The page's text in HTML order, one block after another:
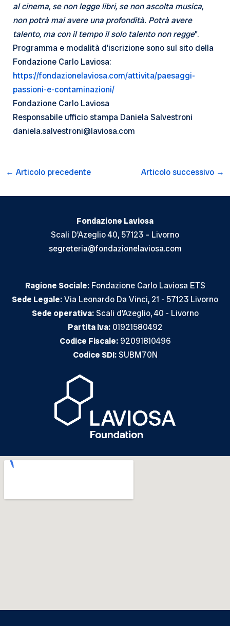
al cinema, se non legge libri, se non ascolta musica,
non potrà mai avere una profondità. Potrà avere
talento, ma con il tempo il solo talento non regge”.
Programma e modalità d’iscrizione sono sul sito della
Fondazione Carlo Laviosa:
https://fondazionelaviosa.com/attivita/paesaggi-
passioni-e-contaminazioni/
Fondazione Carlo Laviosa
Responsabile ufficio stampa Daniela Salvestroni
daniela.salvestroni@laviosa.com
Navigazione
← Articolo precedente Articolo successivo →
Fondazione Laviosa
Scali D'Azeglio 40, 57123 – Livorno
segreteria@fondazionelaviosa.com
Ragione Sociale:Fondazione Carlo Laviosa ETS
Sede Legale:Via Leonardo Da Vinci, 21 - 57123 Livorno
Sede operativa:Scali d’Azeglio, 40 - Livorno
Partita Iva:01921580492
Codice Fiscale:92091810496
Codice SDI:SUBM70N